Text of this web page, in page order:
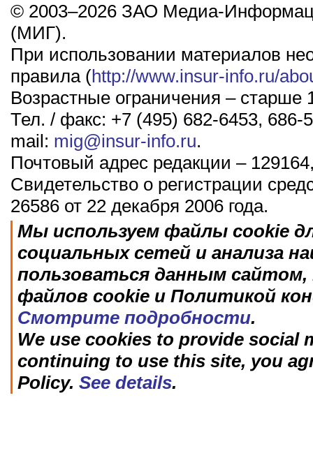
© 2003–2026 ЗАО Медиа-
(МИГ).
При использовании материалов
правила (http://www.insur-info.ru/
Возрастные ограничения – старше
Тел. / факс: +7 (495) 682-6453, 686-
mail: mig@insur-info.ru.
Почтовый адрес редакции –
Свидетельство о регистрации
26586 от 22 декабря 2006 года.
Мы используем файлы cookie
социальных сетей и анализа
пользоваться данным
файлов cookie и Политикой
Смотрите подробности.
We use cookies to provide social
continuing to use this site, you
Policy. See details.